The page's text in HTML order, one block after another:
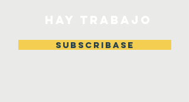
Subscribase